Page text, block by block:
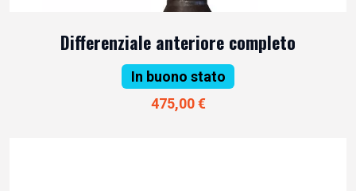
Differenziale anteriore completo
In buono stato
475,00 €